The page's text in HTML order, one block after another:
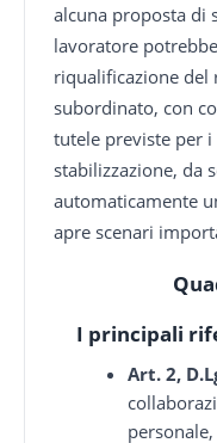
alcuna proposta di
lavoratore
riqualificazione
subordinato, con
tutele previste per
stabilizzazione, da
automaticamente
apre scenari
I principali
Art. 2,